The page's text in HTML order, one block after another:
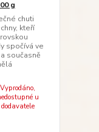
g
chuti
kteří
spočívá ve
současně
Vyprodáno,
u
dodavatele